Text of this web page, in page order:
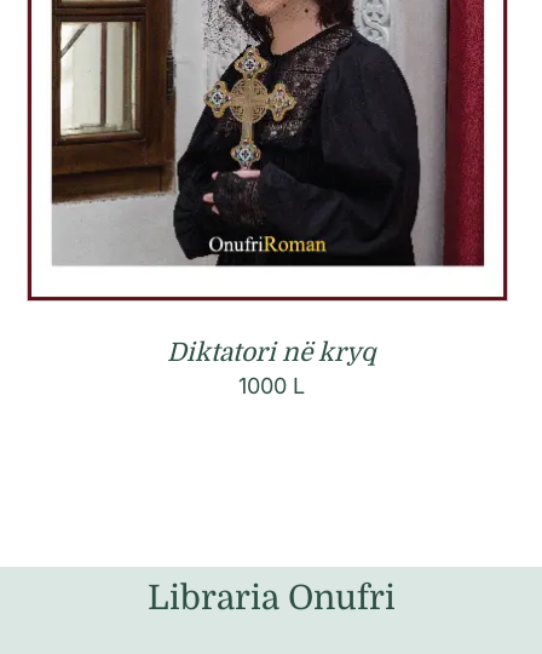
Diktatori në kryq
1000 L
Libraria Onufri